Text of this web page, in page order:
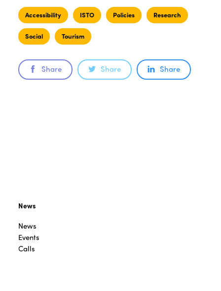
Accessibility ISTO Policies Research
Social Tourism
Share Share Share
News
News
Events
Calls